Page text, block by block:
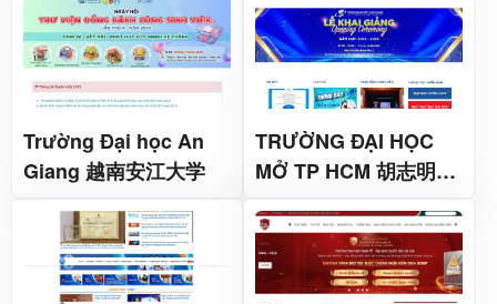
Trường Đại học An
Giang 越南安江大学
TRƯỜNG ĐẠI HỌC
MỞ TP HCM 胡志明市
开放大学